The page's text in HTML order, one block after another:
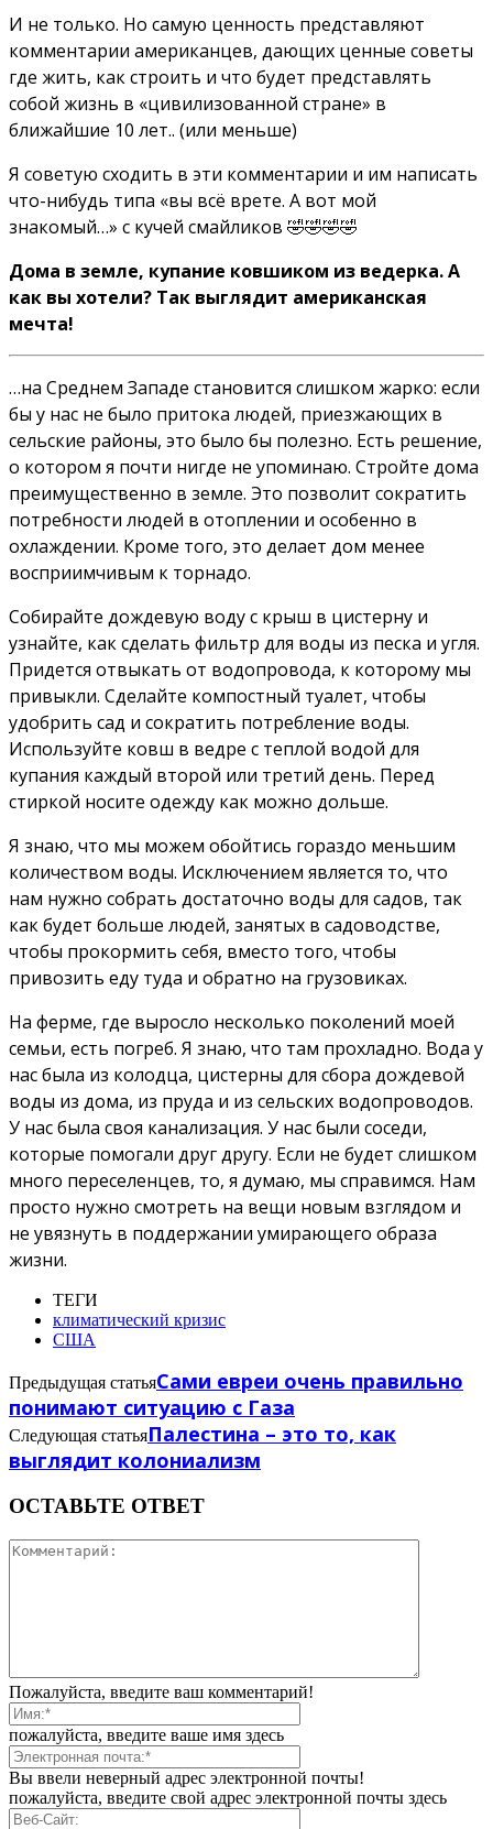
И не только. Но самую ценность представляют
комментарии американцев, дающих ценные советы
где жить, как строить и что будет представлять
собой жизнь в «цивилизованной стране» в
ближайшие 10 лет.. (или меньше)
Я советую сходить в эти комментарии и им написать
что-нибудь типа «вы всё врете. А вот мой
знакомый…» с кучей смайликов 🤣🤣🤣🤣
Дома в земле, купание ковшиком из ведерка. А
как вы хотели? Так выглядит американская
мечта!
…на Среднем Западе становится слишком жарко: если
бы у нас не было притока людей, приезжающих в
сельские районы, это было бы полезно. Есть решение,
о котором я почти нигде не упоминаю. Стройте дома
преимущественно в земле. Это позволит сократить
потребности людей в отоплении и особенно в
охлаждении. Кроме того, это делает дом менее
восприимчивым к торнадо.
Собирайте дождевую воду с крыш в цистерну и
узнайте, как сделать фильтр для воды из песка и угля.
Придется отвыкать от водопровода, к которому мы
привыкли. Сделайте компостный туалет, чтобы
удобрить сад и сократить потребление воды.
Используйте ковш в ведре с теплой водой для
купания каждый второй или третий день. Перед
стиркой носите одежду как можно дольше.
Я знаю, что мы можем обойтись гораздо меньшим
количеством воды. Исключением является то, что
нам нужно собрать достаточно воды для садов, так
как будет больше людей, занятых в садоводстве,
чтобы прокормить себя, вместо того, чтобы
привозить еду туда и обратно на грузовиках.
На ферме, где выросло несколько поколений моей
семьи, есть погреб. Я знаю, что там прохладно. Вода у
нас была из колодца, цистерны для сбора дождевой
воды из дома, из пруда и из сельских водопроводов.
У нас была своя канализация. У нас были соседи,
которые помогали друг другу. Если не будет слишком
много переселенцев, то, я думаю, мы справимся. Нам
просто нужно смотреть на вещи новым взглядом и
не увязнуть в поддержании умирающего образа
жизни.
ТЕГИ
климатический кризис
США
Предыдущая статьяСами евреи очень правильно
понимают ситуацию с Газа
Следующая статьяПалестина – это то, как
выглядит колониализм
ОСТАВЬТЕ ОТВЕТ
Пожалуйста, введите ваш комментарий!
пожалуйста, введите ваше имя здесь
Вы ввели неверный адрес электронной почты!
пожалуйста, введите свой адрес электронной почты здесь